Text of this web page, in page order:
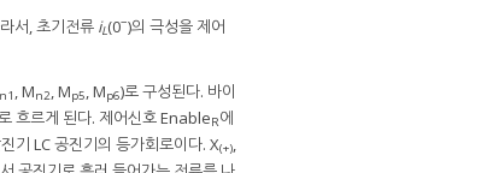
서, 초기전류 iL(0−)의 극성을 제어
n1 , Mn2, Mp5, Mp6)로 구성된다. 바이
흐르게 된다. 제어신호 EnableR에
기 LC 공진기의 등가회로이다. X(+),